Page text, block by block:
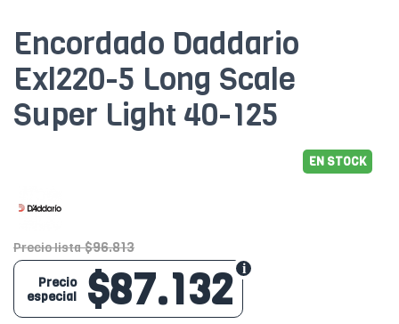
Encordado Daddario
Exl220-5 Long Scale
Super Light 40-125
EN STOCK
Precio lista $96.813
$87.132
Precio
especial